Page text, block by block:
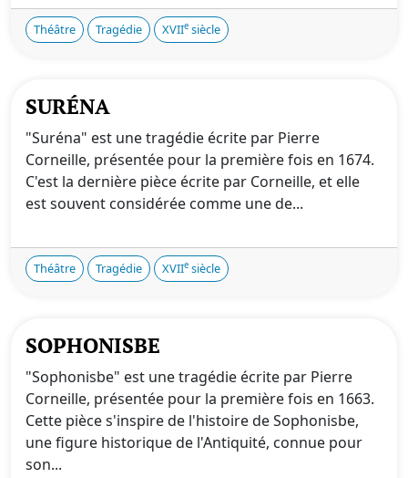
Théâtre Tragédie XVIIe siècle
SURÉNA
"Suréna" est une tragédie écrite par Pierre
Corneille, présentée pour la première fois en 1674.
C'est la dernière pièce écrite par Corneille, et elle
est souvent considérée comme une de...
Théâtre Tragédie XVIIe siècle
SOPHONISBE
"Sophonisbe" est une tragédie écrite par Pierre
Corneille, présentée pour la première fois en 1663.
Cette pièce s'inspire de l'histoire de Sophonisbe,
une figure historique de l'Antiquité, connue pour
son...